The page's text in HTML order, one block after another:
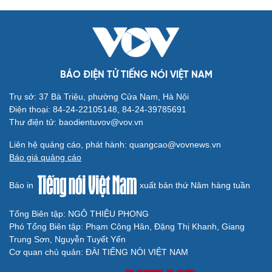
Cải chính
BÁO ĐIỆN TỬ TIẾNG NÓI VIỆT NAM
Trụ sở: 37 Bà Triệu, phường Cửa Nam, Hà Nội
Điện thoại: 84-24-22105148, 84-24-39785691
Thư điện tử: baodientuvov@vov.vn
Liên hệ quảng cáo, phát hành: quangcao@vovnews.vn
Báo giá quảng cáo
Báo in xuất bản thứ Năm hàng tuần
Tổng Biên tập: NGÔ THIỆU PHONG
Phó Tổng Biên tập: Phạm Công Hân, Đặng Thị Khanh, Giang
Trung Sơn, Nguyễn Tuyết Yến
Cơ quan chủ quản: ĐÀI TIẾNG NÓI VIỆT NAM